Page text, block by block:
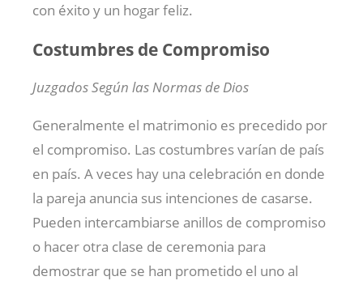
con éxito y un hogar feliz.
Costumbres de Compromiso
Juzgados Según las Normas de Dios
Generalmente el matrimonio es precedido por
el compromiso. Las costumbres varían de país
en país. A veces hay una celebración en donde
la pareja anuncia sus intenciones de casarse.
Pueden intercambiarse anillos de compromiso
o hacer otra clase de ceremonia para
demostrar que se han prometido el uno al